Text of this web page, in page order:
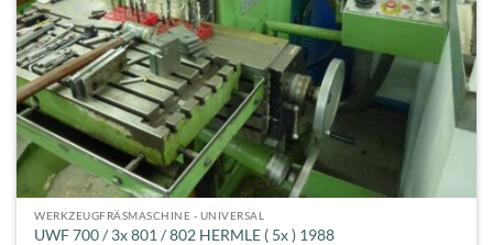
WERKZEUGFRÄSMASCHINE - UNIVERSAL
UWF 700 / 3x 801 / 802 HERMLE ( 5x ) 1988